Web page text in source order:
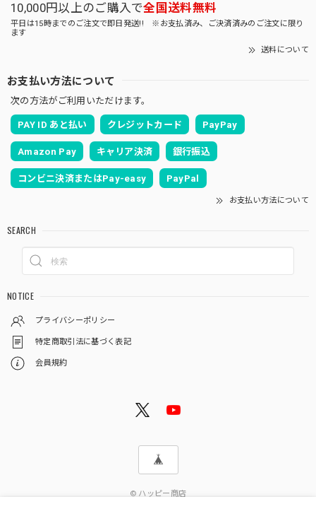
10,000円以上のご購入で全国送料無料
平日は15時までのご注文で即日発送!! ※お支払済み、ご決済済みのご注文に限り
ます
送料について
お支払い方法について
次の方法がご利用いただけます。
PAY ID あと払い クレジットカード PayPay
Amazon Pay キャリア決済 銀行振込
コンビニ決済またはPay-easy PayPal
お支払い方法について
SEARCH
NOTICE
プライバシーポリシー
特定商取引法に基づく表記
会員規約
© ハッピー商店